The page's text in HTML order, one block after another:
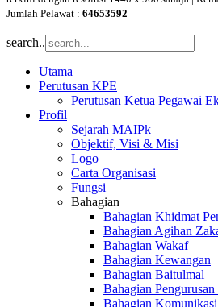
Jumlah Pelawat : 64653592
search..
Utama
Perutusan KPE
Perutusan Ketua Pegawai
Profil
Sejarah MAIPk
Objektif, Visi & Misi
Logo
Carta Organisasi
Fungsi
Bahagian
Bahagian Khidmat
Bahagian Agihan
Bahagian Wakaf
Bahagian Kewangan
Bahagian Baitulmal
Bahagian
Bahagian